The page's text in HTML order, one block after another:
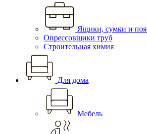
Ящики, сумки и
Опрессовщики труб
Строительная химия
Для дома
Мебель